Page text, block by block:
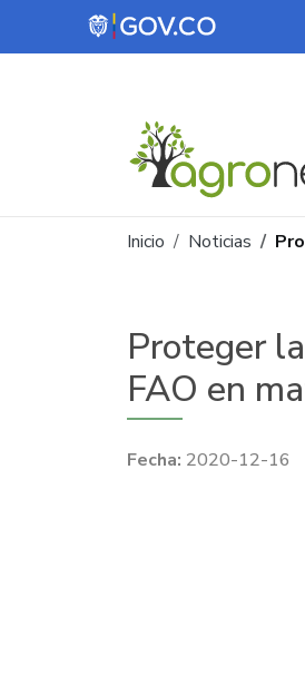
Pasar al contenido principal
Ruta de
Inicio Noticias
Proteger
FAO en
2020-12-16